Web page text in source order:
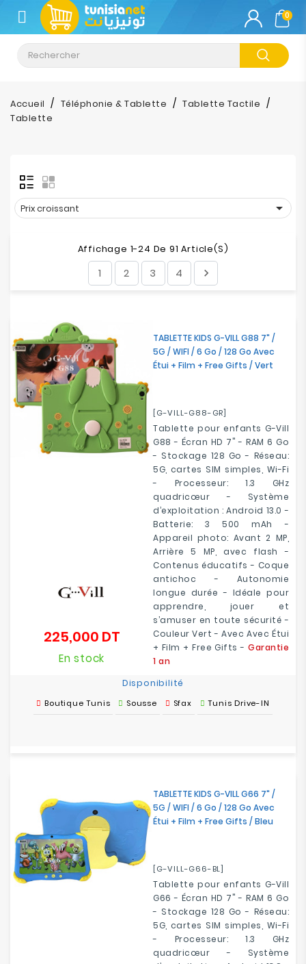
CATÉGORIE
Climatisation
Informatique
Impression
Electroménager
Bureautique
Réseau
&
Sécurité
Mobilités
0
Accueil Téléphonie & Tablette
Tablette Tactile
Tablette
Prix croissant 
Affichage 1-24 De 91 Article(s)
1 2 3 4 
TABLETTE KIDS G-VILL G88 7" /
5G / WIFI / 6 Go / 128 Go Avec
Étui + Film + Free Gifts / Vert
[G-VILL-G88-GR]
Tablette pour enfants G-Vill
G88 - Écran HD 7" - RAM 6 Go
- Stockage 128 Go - Réseau:
5G, cartes SIM simples, Wi-Fi
- Processeur: 1.3 GHz
quadricœur - Système
d’exploitation : Android 13.0 -
Batterie: 3 500 mAh -
Appareil photo: Avant 2 MP,
Arrière 5 MP, avec flash -
Contenus éducatifs - Coque
antichoc - Autonomie
longue durée - Idéale pour
apprendre, jouer et
s’amuser en toute sécurité -
Couleur Vert - Avec Avec Étui
+ Film + Free Gifts - Garantie
1 an
225,000 DTPrix
En stock
Disponibilité
Boutique Tunis Sousse Sfax Tunis Drive-IN
TABLETTE KIDS G-VILL G66 7" /
5G / WIFI / 6 Go / 128 Go Avec
Étui + Film + Free Gifts / Bleu
[G-VILL-G66-BL]
Tablette pour enfants G-Vill
G66 - Écran HD 7" - RAM 6 Go
- Stockage 128 Go - Réseau:
5G, cartes SIM simples, Wi-Fi
- Processeur: 1.3 GHz
quadricœur - Système